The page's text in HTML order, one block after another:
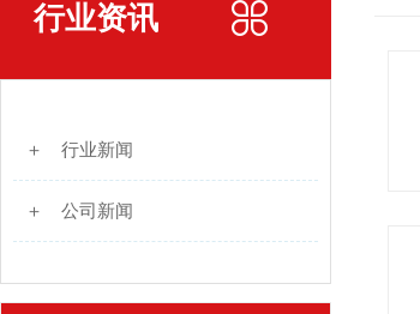
行业资讯
＋ 行业新闻
＋ 公司新闻